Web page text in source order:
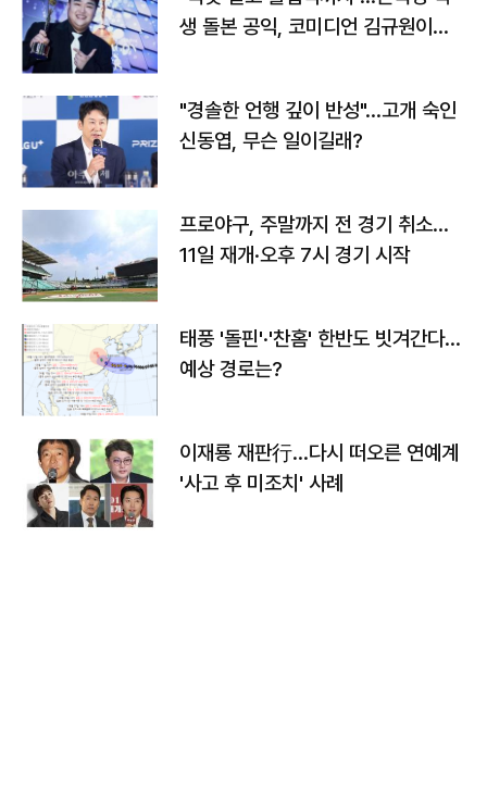
생 돌본 공익, 코미디언 김규원이었
"경솔한 언행 깊이 반성"…고개 숙인
신동엽, 무슨 일이길래?
프로야구, 주말까지 전 경기 취소…
11일 재개·오후 7시 경기 시작
태풍 '돌핀'·'찬홈' 한반도 빗겨간다…
예상 경로는?
이재룡 재판行…다시 떠오른 연예계
'사고 후 미조치' 사례